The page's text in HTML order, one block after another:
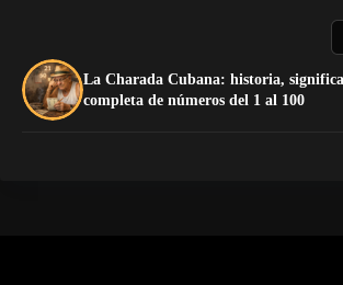
La Charada Cubana: historia,
completa de números del 1 al 100